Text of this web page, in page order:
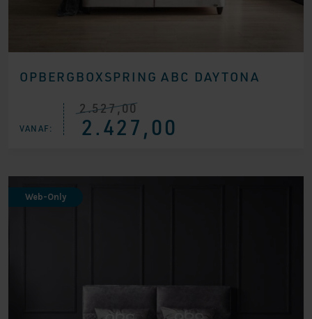
OPBERGBOXSPRING ABC DAYTONA
VANAF:
2.527,00
Oorspronkelijke
prijs
was:
2.427,00
Huidige
prijs
is:
Web-Only